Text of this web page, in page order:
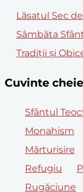
Lăsatul Sec
Sâmbăta
Tradiții și
Cuvinte
Sfântul
Monahism
Mărturisire
Refugiu
Rugăciune